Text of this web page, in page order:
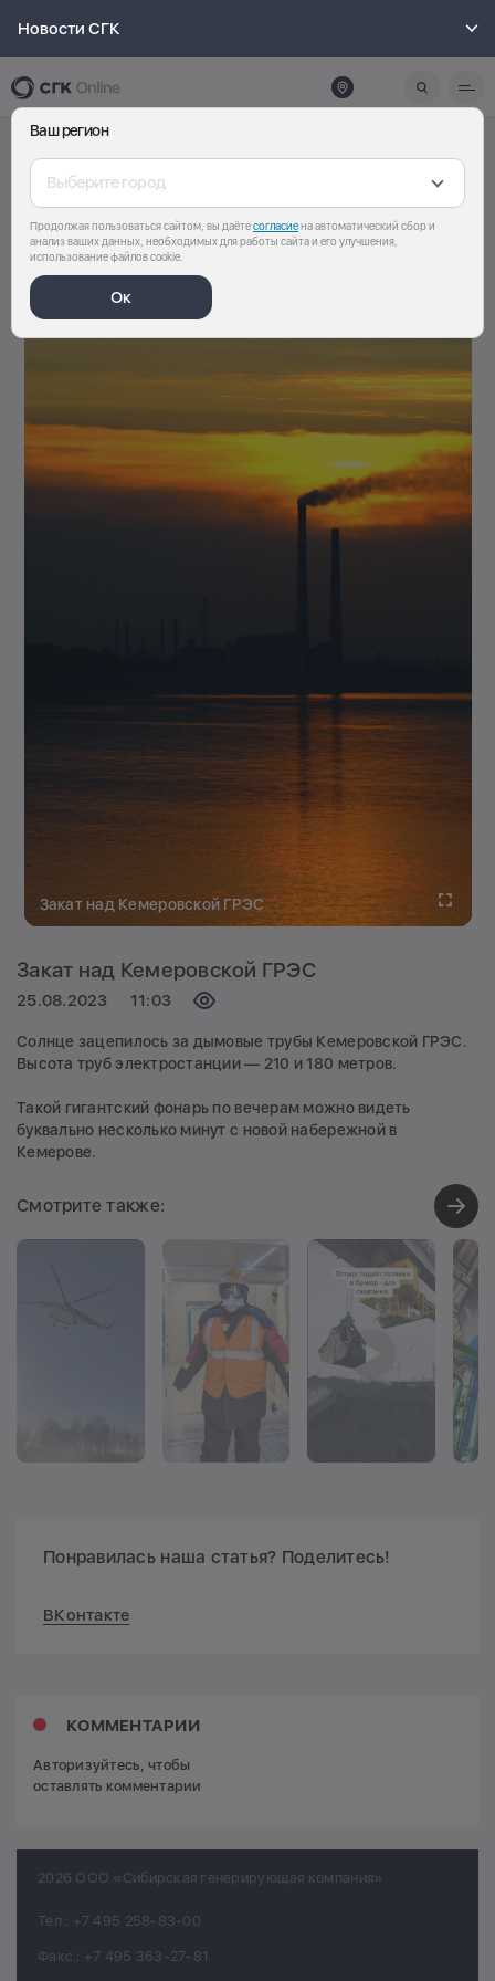
Новости СГК
Ваш регион
Выберите город
Продолжая пользоваться сайтом, вы даётесогласиена автоматический сбор и
анализ ваших данных, необходимых для работы сайта и его улучшения,
использование файлов cookie.
Ок
Закат над Кемеровской ГРЭС
Закат над Кемеровской ГРЭС
25.08.2023 11:03
Солнце зацепилось за дымовые трубы Кемеровской ГРЭС.
Высота труб электростанции — 210 и 180 метров.
Такой гигантский фонарь по вечерам можно видеть
буквально несколько минут с новой набережной в
Кемерове.
Смотрите также:
Просмотров:
1186 Просмотров:
Понравилась наша статья? Поделитесь!
ВКонтакте
КОММЕНТАРИИ
Авторизуйтесь, чтобы
оставлять комментарии
2026 ООО «Сибирская генерирующая компания»
Тел.: +7 495 258-83-00
Факс.: +7 495 363-27-81